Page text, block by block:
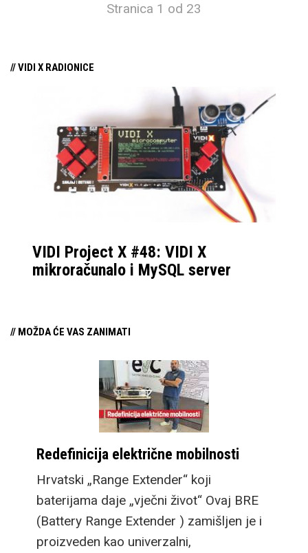
Stranica 1 od 23
// VIDI X RADIONICE
VIDI Project X #48: VIDI X
mikroračunalo i MySQL server
// MOŽDA ĆE VAS ZANIMATI
Redefinicija električne mobilnosti
Hrvatski „Range Extender“ koji
baterijama daje „vječni život“ Ovaj BRE
(Battery Range Extender ) zamišljen je i
proizveden kao univerzalni,